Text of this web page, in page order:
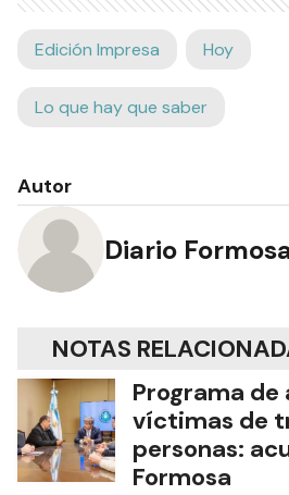
Edición Impresa Hoy
Lo que hay que saber
Autor
Diario
NOTAS
Programa
víctimas de
personas:
Formosa